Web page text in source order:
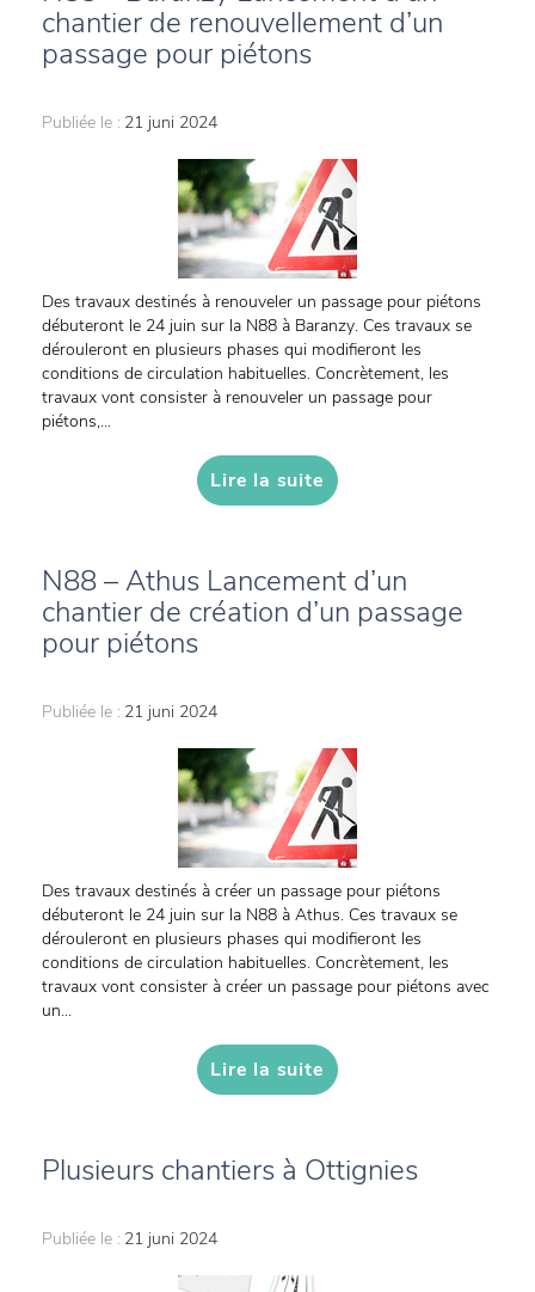
chantier de renouvellement d’un
passage pour piétons
Publiée le : 21 juni 2024
Des travaux destinés à renouveler un passage pour piétons
débuteront le 24 juin sur la N88 à Baranzy. Ces travaux se
dérouleront en plusieurs phases qui modifieront les
conditions de circulation habituelles. Concrètement, les
travaux vont consister à renouveler un passage pour
piétons,...
Lire la suite
N88 – Athus Lancement d’un
chantier de création d’un passage
pour piétons
Publiée le : 21 juni 2024
Des travaux destinés à créer un passage pour piétons
débuteront le 24 juin sur la N88 à Athus. Ces travaux se
dérouleront en plusieurs phases qui modifieront les
conditions de circulation habituelles. Concrètement, les
travaux vont consister à créer un passage pour piétons avec
un...
Lire la suite
Plusieurs chantiers à Ottignies
Publiée le : 21 juni 2024